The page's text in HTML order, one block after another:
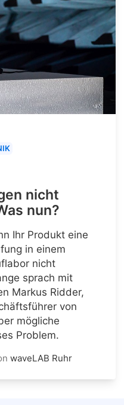
nicht
nun?
Ihr Produkt eine
in einem
nicht
sprach mit
Markus Ridder,
von
mögliche
Problem.
waveLAB Ruhr